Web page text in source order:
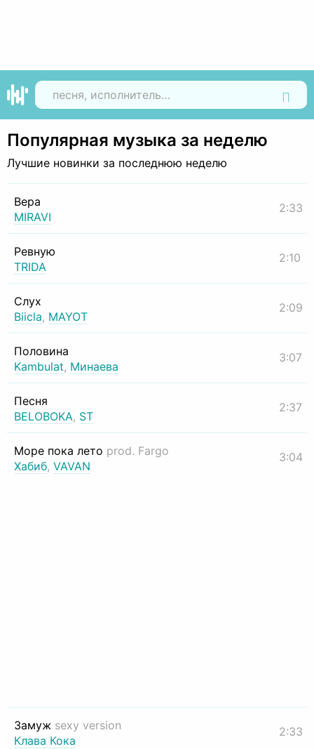
Популярная музыка за неделю
Лучшие новинки за последнюю неделю
Вера
MIRAVI
2:33
Ревную
TRIDA
2:10
Слух
Biicla, MAYOT
2:09
Половина
Kambulat, Минаева
3:07
Песня
BELOBOKA, ST
2:37
Море пока лето prod. Fargo
Хабиб, VAVAN
3:04
Замуж sexy version
Клава Кока
2:33